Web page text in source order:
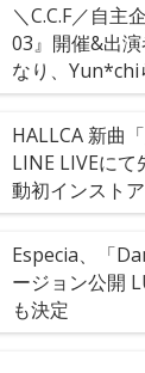
＼C.C.F／自主
03』開催&出
なり、Yun*chi
HALLCA 新曲
LINE LIVEに
動初インスト
Especia、「
ージョン公開
も決定